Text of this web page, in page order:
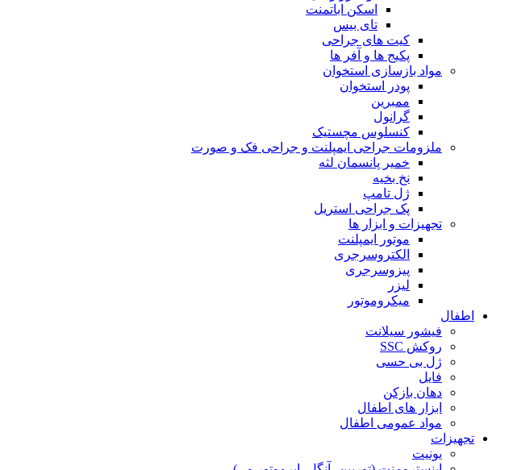
اسکن اباتمنت
تای بیس
کیت های جراحی
پکیج ها و آفر ها
مواد بازسازی استخوان
پودر استخوان
ممبرین
گرانول
کنسلوس مچستیک
ملزومات جراحی ایمپلنت و جراحی فک و صورت
خمیر پانسمان لثه
نخ بخیه
ژل تامپ
پک جراحی استریل
تجهیزات و ابزار ها
موتور ایمپلنت
الکتروسرجری
پیزوسرجری
لیزر
میکروموتور
اطفال
فیشور سیلانت
روکش SSC
ژل بی حسی
فایل
دهان بازکن
ابزار های اطفال
مواد عمومی اطفال
تجهیزات
یونیت